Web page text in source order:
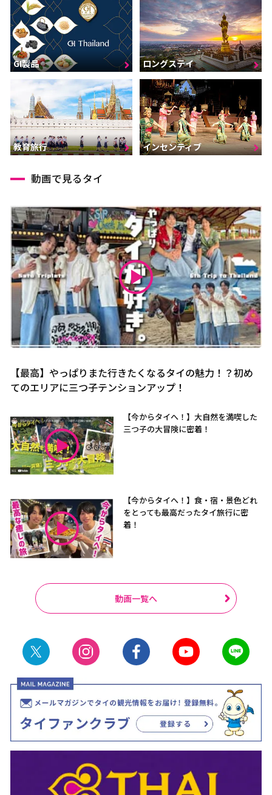
GI製品 ロングステイ
教育旅行 インセンティブ
動画で見るタイ
【最高】やっぱりまた行きたくなるタイの魅力！？初め
てのエリアに三つ子テンションアップ！
【今からタイへ！】大自然を満喫した
三つ子の大冒険に密着！
【今からタイへ！】食・宿・景色どれ
をとっても最高だったタイ旅行に密
着！
動画一覧へ